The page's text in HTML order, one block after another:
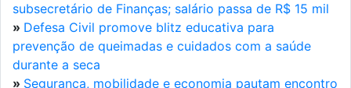
subsecretário de Finanças; salário passa de R$ 15 mil
» Defesa Civil promove blitz educativa para
prevenção de queimadas e cuidados com a saúde
durante a seca
» Segurança, mobilidade e economia pautam encontro